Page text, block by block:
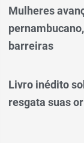
Mulheres
barreiras
Livro inédito
resgata suas